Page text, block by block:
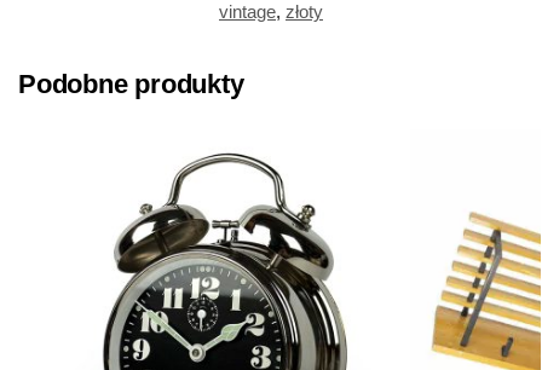
vintage, złoty
Podobne produkty